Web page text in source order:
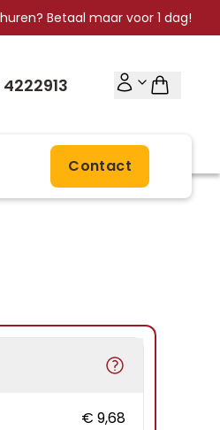
Betaal maar voor 1 dag!
Contact
€ 9,68